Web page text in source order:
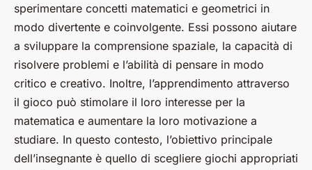
sperimentare concetti matematici e geometrici in
modo divertente e coinvolgente. Essi possono aiutare
a sviluppare la comprensione spaziale, la capacità di
risolvere problemi e l’abilità di pensare in modo
critico e creativo. Inoltre, l’apprendimento attraverso
il gioco può stimolare il loro interesse per la
matematica e aumentare la loro motivazione a
studiare. In questo contesto, l’obiettivo principale
dell’insegnante è quello di scegliere giochi appropriati